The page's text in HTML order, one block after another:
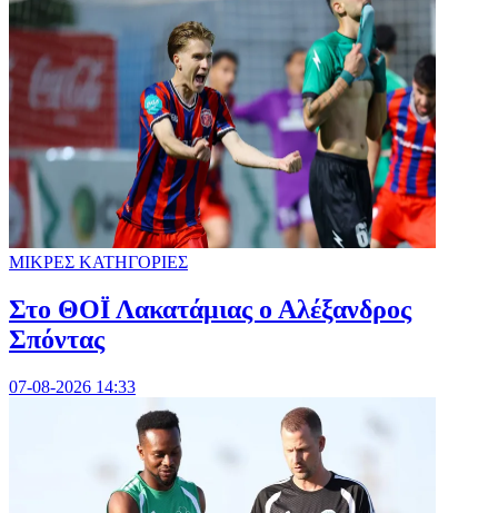
ΜΙΚΡΕΣ ΚΑΤΗΓΟΡΙΕΣ
Στο ΘΟΪ Λακατάμιας ο Αλέξανδρος
Σπόντας
07-08-2026 14:33